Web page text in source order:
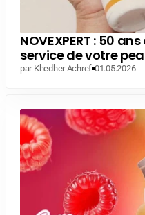
NOVEXPERT : 50
service de votre
par Khedher Achref 01.05.2026